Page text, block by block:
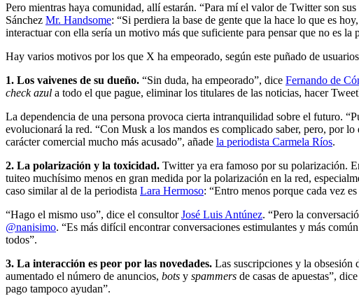
Pero mientras haya comunidad, allí estarán. “Para mí el valor de Twitter son
Sánchez Mr. Handsome: “Si perdiera la base de gente que la hace lo que es
interactuar con ella sería un motivo más que suficiente para pensar que no es la
Hay varios motivos por los que X ha empeorado, según este puñado de
1. Los vaivenes de su dueño. “Sin duda, ha empeorado”, dice Fernando de
check azul a todo el que pague, eliminar los titulares de las noticias, hacer
La dependencia de una persona provoca cierta intranquilidad sobre el futuro.
evolucionará la red. “Con Musk a los mandos es complicado saber, pero, por
carácter comercial mucho más acusado”, añade la periodista Carmela Ríos.
2. La polarización y la toxicidad. Twitter ya era famoso por su polarización.
tuiteo muchísimo menos en gran medida por la polarización en la red,
caso similar al de la periodista Lara Hermoso: “Entro menos porque cada vez
“Hago el mismo uso”, dice el consultorJosé Luis Antúnez. “Pero la
@nanisimo. “Es más difícil encontrar conversaciones estimulantes y más
todos”.
3. La interacción es peor por las novedades. Las suscripciones y la obsesión
aumentado el número de anuncios, bots y spammers de casas de apuestas”,
pago tampoco ayudan”.